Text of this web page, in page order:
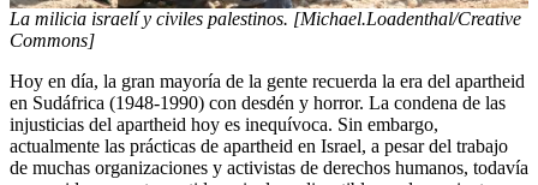
La milicia israelí y civiles palestinos. [Michael.Loadenthal/Creative
Commons]
Hoy en día, la gran mayoría de la gente recuerda la era del apartheid
en Sudáfrica (1948-1990) con desdén y horror. La condena de las
injusticias del apartheid hoy es inequívoca. Sin embargo,
actualmente las prácticas de apartheid en Israel, a pesar del trabajo
de muchas organizaciones y activistas de derechos humanos, todavía